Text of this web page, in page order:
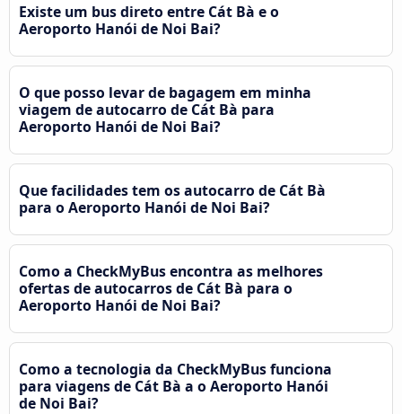
Existe um bus direto entre Cát Bà e o
Aeroporto Hanói de Noi Bai?
O que posso levar de bagagem em minha
viagem de autocarro de Cát Bà para
Aeroporto Hanói de Noi Bai?
Que facilidades tem os autocarro de Cát Bà
para o Aeroporto Hanói de Noi Bai?
Como a CheckMyBus encontra as melhores
ofertas de autocarros de Cát Bà para o
Aeroporto Hanói de Noi Bai?
Como a tecnologia da CheckMyBus funciona
para viagens de Cát Bà a o Aeroporto Hanói
de Noi Bai?